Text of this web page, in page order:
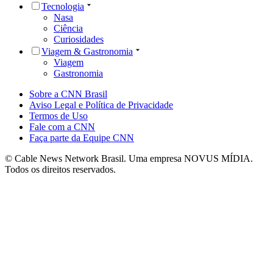
Tecnologia
Nasa
Ciência
Curiosidades
Viagem & Gastronomia
Viagem
Gastronomia
Sobre a CNN Brasil
Aviso Legal e Política de Privacidade
Termos de Uso
Fale com a CNN
Faça parte da Equipe CNN
© Cable News Network Brasil. Uma empresa NOVUS MÍDIA.
Todos os direitos reservados.